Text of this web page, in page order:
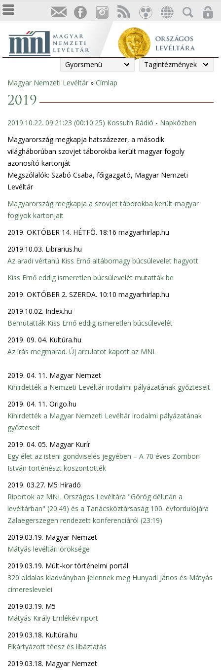
Gyorsmenü Tagintézmények
Jelenlegi
hely
Magyar Nemzeti Levéltár » Címlap
2019
2019.10.22. 09:21:23 (00:10:25) Kossuth Rádió - Napközben
Magyarország megkapja hatszázezer, a második
világháborúban szovjet táborokba került magyar fogoly
azonosító kartonját
Megszólalók: Szabó Csaba, főigazgató, Magyar Nemzeti
Levéltár
Magyarország megkapja a szovjet táborokba került magyar
foglyok kartonjait
2019. OKTÓBER 14. HÉTFŐ. 18:16 magyarhirlap.hu
2019.10.03. Librarius.hu
Az aradi vértanú Kiss Ernő altábornagy búcsúlevelet hagyott
Kiss Ernő eddig ismeretlen búcsúlevelét mutatták be
2019. OKTÓBER 2. SZERDA. 10:10 magyarhirlap.hu
2019.10.02. Index.hu
Bemutatták Kiss Ernő eddig ismeretlen búcsúlevelét
2019. 09. 04. Kultúra.hu
Az írás megmarad. Új arculatot kapott az MNL
2019. 04. 11. Magyar Nemzet
Kihirdették a Nemzeti Levéltár irodalmi pályázatának győzteseit
2019. 04. 11. Origo.hu
Kihirdették a Magyar Nemzeti Levéltár irodalmi pályázatának
győzteseit
2019. 04. 05. Magyar Kurír
Egy élet az isteni gondviselés jegyében – A 70 éves Zombori
István történészt köszöntötték
2019. 03.27. M5 Híradó
Riportok az MNL Országos Levéltára "Görög délután a
levéltárban" (20:49) és a Tanácsköztársaság 100. évfordulójára
Zalaegerszegen rendezett konferenciáról (23:19)
2019.03.19. Magyar Nemzet
Mátyás levéltári öröksége
2019.03.19. Múlt-kor történelmi portál
320 oldalas kiadványban jelennek meg Hunyadi János és Mátyás
címereslevelei
2019.03.19. M5
Mátyás Király Emlékév riport
2019.03.18. Kultúra.hu
Elkártyázott téesz és libáztatás
2019.03.18. Magyar Nemzet